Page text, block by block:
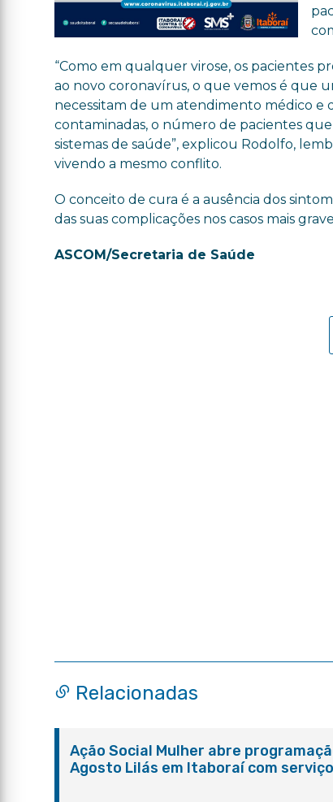
“Como em qualquer virose, os pacientes
ao novo coronavírus, o que vemos é que
necessitam de um atendimento médico e
contaminadas, o número de pacientes
sistemas de saúde”, explicou Rodolfo,
vivendo a mesmo conflito.
O conceito de cura é a ausência dos
das suas complicações nos casos mais
ASCOM/Secretaria de Saúde
Relacionadas
Ação Social Mulher abre
Agosto Lilás em Itaboraí com